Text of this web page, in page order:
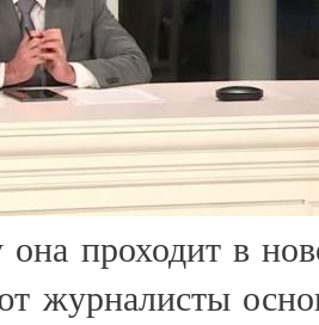
она проходит в
журналисты